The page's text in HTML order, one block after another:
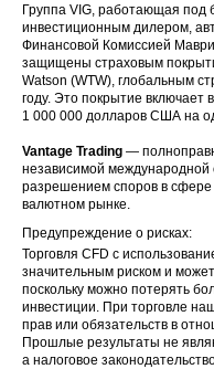
Группа VIG, работающая под
инвестиционным дилером,
Финансовой Комиссией
защищены страховым
Watson (WTW), глобальным
году. Это покрытие включает
1 000 000 долларов США на
Vantage Trading —
независимой
разрешением споров в сфере
валютном рынке.
Предупреждение о рисках:
Торговля CFD с
значительным риском и
поскольку можно потерять
инвестиции. При торговле
прав или обязательств в
Прошлые результаты не
а налоговое